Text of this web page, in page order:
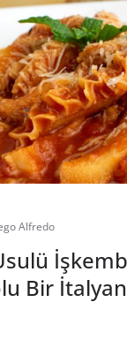
Alfredo
Bir